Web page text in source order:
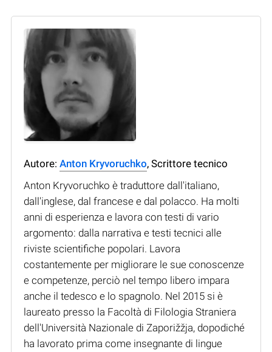
Autore: Anton Kryvoruchko, Scrittore tecnico
Anton Kryvoruchko è traduttore dall'italiano,
dall'inglese, dal francese e dal polacco. Ha molti
anni di esperienza e lavora con testi di vario
argomento: dalla narrativa e testi tecnici alle
riviste scientifiche popolari. Lavora
costantemente per migliorare le sue conoscenze
e competenze, perciò nel tempo libero impara
anche il tedesco e lo spagnolo. Nel 2015 si è
laureato presso la Facoltà di Filologia Straniera
dell'Università Nazionale di Zaporižžja, dopodiché
ha lavorato prima come insegnante di lingue